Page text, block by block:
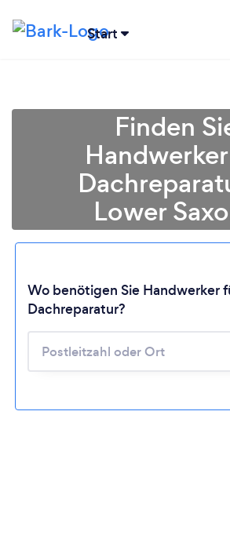
Start
Lädt ...
Bitte warten ...
Finden
Lower
Wo benötigen Sie Handwerker
Dachreparatur?